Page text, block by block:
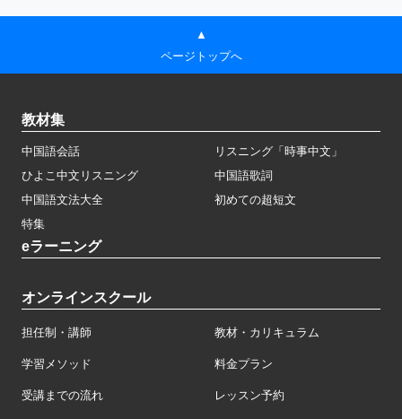
▲
ページトップへ
教材集
中国語会話
リスニング「時事中文」
ひよこ中文リスニング
中国語歌詞
中国語文法大全
初めての超短文
特集
eラーニング
オンラインスクール
担任制・講師 教材・カリキュラム
学習メソッド 料金プラン
受講までの流れ レッスン予約